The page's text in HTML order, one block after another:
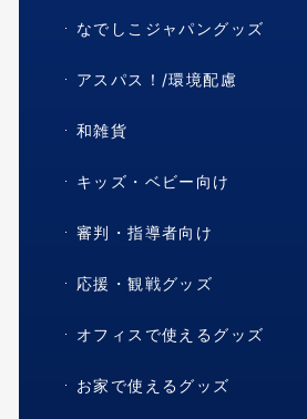
なでしこジャパングッズ
アスパス！/環境配慮
和雑貨
キッズ・ベビー向け
審判・指導者向け
応援・観戦グッズ
オフィスで使えるグッズ
お家で使えるグッズ